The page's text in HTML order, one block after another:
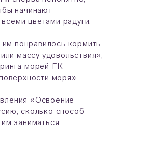
начинают
цветами радуги.
понравилось кормить
массу удовольствия»,
морей ГК
моря».
«Освоение
сколько способ
заниматься